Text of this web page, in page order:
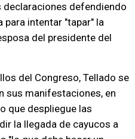
declaraciones defendiendo
para intentar "tapar" la
del presidente del
del Congreso, Tellado se
sus manifestaciones, en
que despliegue las
la llegada de cayucos a